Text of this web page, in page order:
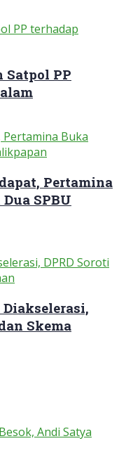
Satpol PP
Pertamina
SPBU
Skema